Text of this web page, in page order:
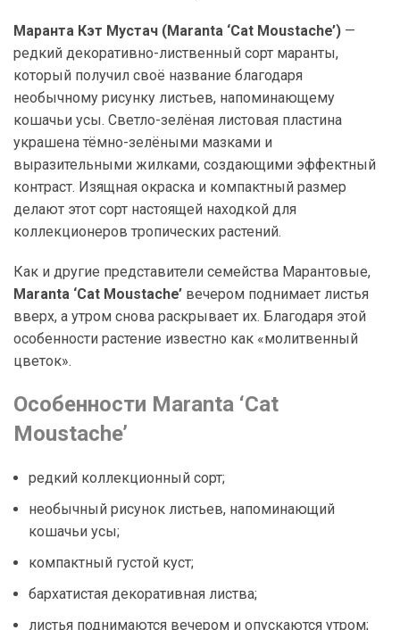
Маранта Кэт Мустач (Maranta ‘Cat Moustache’) —
редкий декоративно-лиственный сорт маранты,
который получил своё название благодаря
необычному рисунку листьев, напоминающему
кошачьи усы. Светло-зелёная листовая пластина
украшена тёмно-зелёными мазками и
выразительными жилками, создающими эффектный
контраст. Изящная окраска и компактный размер
делают этот сорт настоящей находкой для
коллекционеров тропических растений.
Как и другие представители семейства Марантовые,
Maranta ‘Cat Moustache’ вечером поднимает листья
вверх, а утром снова раскрывает их. Благодаря этой
особенности растение известно как «молитвенный
цветок».
Особенности Maranta ‘Cat
Moustache’
редкий коллекционный сорт;
необычный рисунок листьев, напоминающий
кошачьи усы;
компактный густой куст;
бархатистая декоративная листва;
листья поднимаются вечером и опускаются утром;